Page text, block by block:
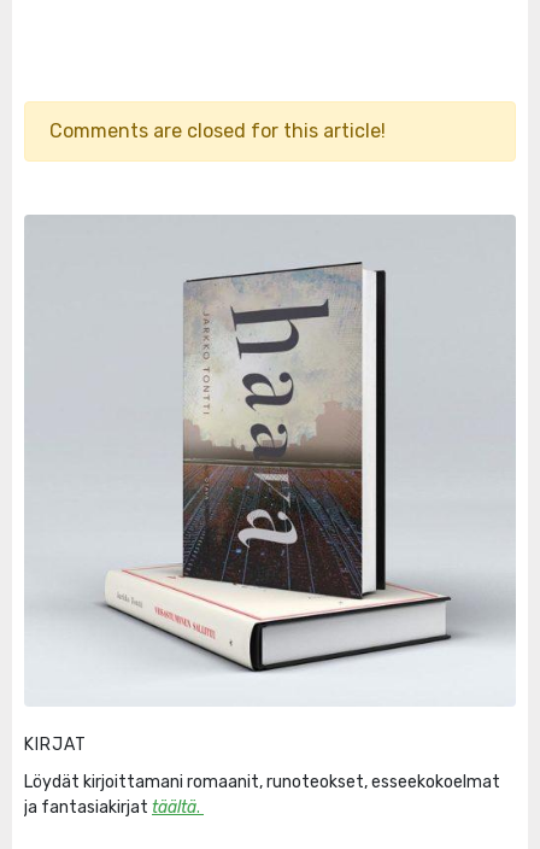
Comments are closed for this article!
KIRJAT
Löydät kirjoittamani romaanit, runoteokset, esseekokoelmat
ja fantasiakirjat täältä.